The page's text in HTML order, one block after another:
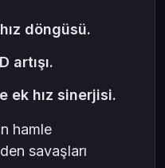
döngüsü.
artışı.
ek hız sinerjisi.
hamle
savaşları